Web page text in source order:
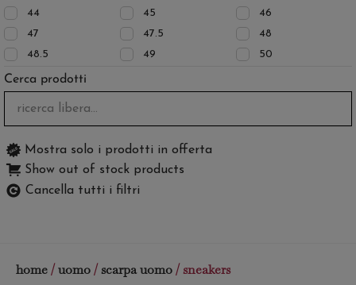
44
45
46
47
47.5
48
48.5
49 50
Cerca prodotti
Mostra solo i prodotti in offerta
Show out of stock products
Cancella tutti i filtri
home/uomo/scarpa uomo/ sneakers